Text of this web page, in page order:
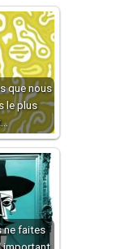
que nous
le plus
ne faites
important